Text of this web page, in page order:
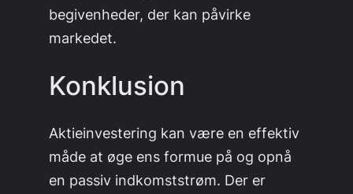
begivenheder, der kan påvirke
markedet.
Konklusion
Aktieinvestering kan være en effektiv
måde at øge ens formue på og opnå
en passiv indkomststrøm. Der er